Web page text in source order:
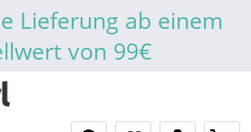
Lieferung ab einem
von 99€